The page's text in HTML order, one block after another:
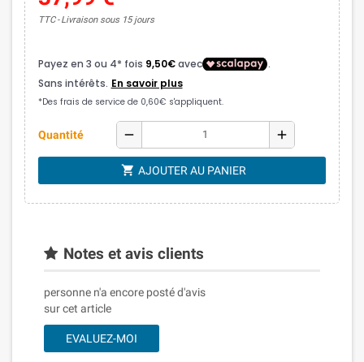
TTC Livraison sous 15 jours
Quantité remove add
shopping_cart AJOUTER AU PANIER
Notes et avis clients
personne n'a encore posté d'avis
sur cet article
EVALUEZ-MOI